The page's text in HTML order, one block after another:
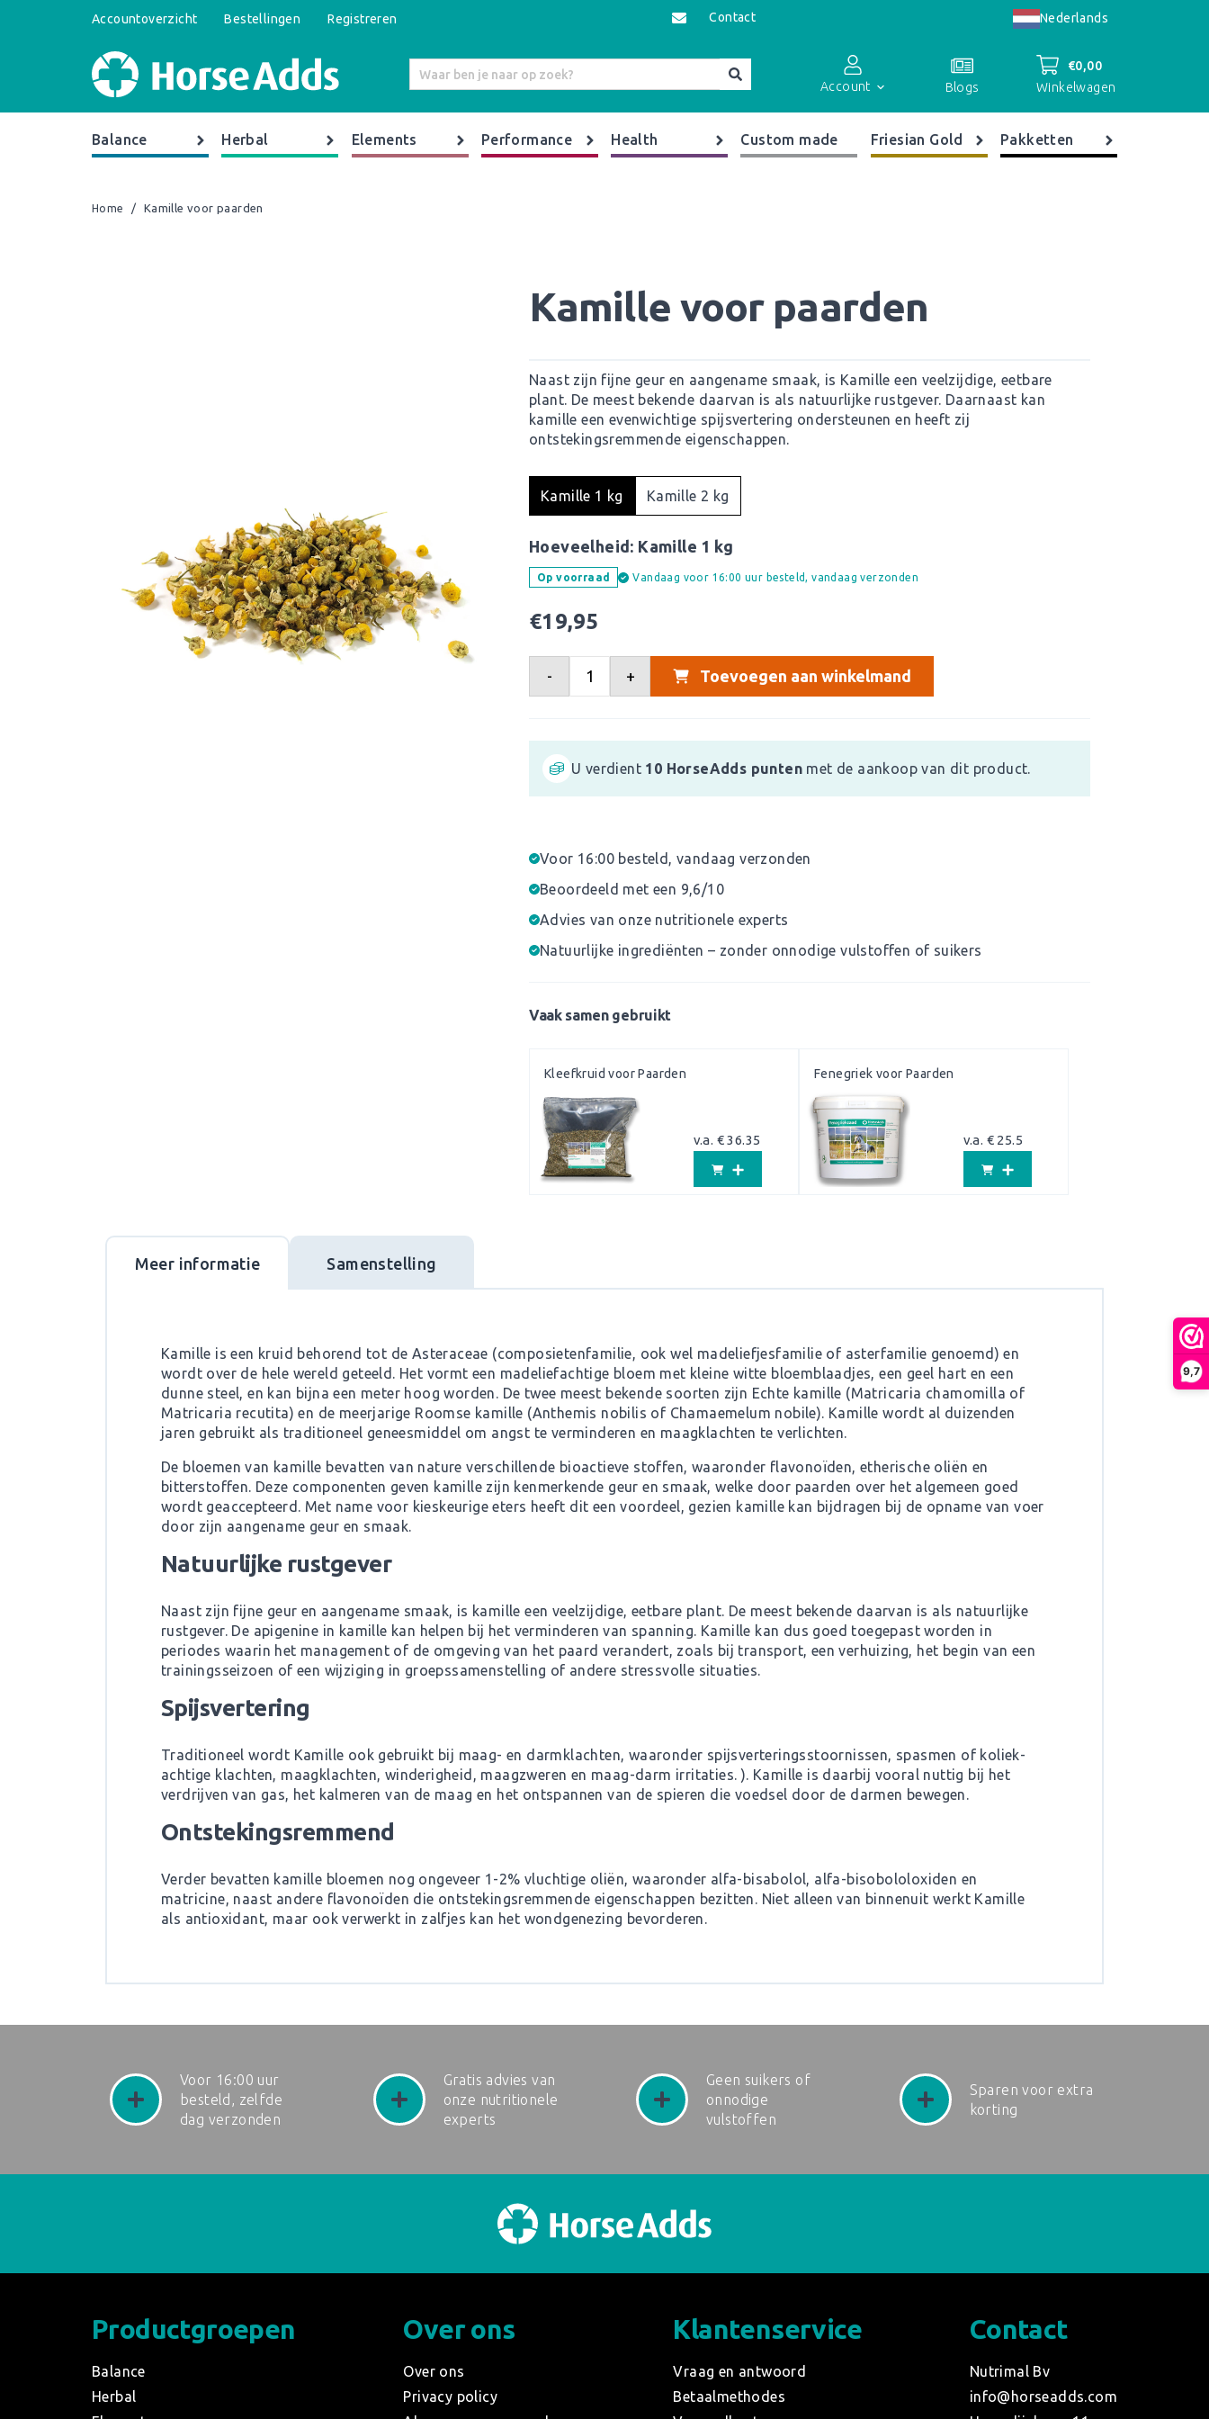
9,7
Accountoverzicht Bestellingen Registreren Contact Nederlands
Account Blogs
€0,00
Winkelwagen
Balance Herbal Elements Performance Health Custom made Friesian Gold Pakketten
Home / Kamille voor paarden
Kamille voor paarden
Naast zijn fijne geur en aangename smaak, is Kamille een veelzijdige, eetbare
plant. De meest bekende daarvan is als natuurlijke rustgever. Daarnaast kan
kamille een evenwichtige spijsvertering ondersteunen en heeft zij
ontstekingsremmende eigenschappen.
Kamille 1 kg Kamille 2 kg
Hoeveelheid: Kamille 1 kg
Op voorraad Vandaag voor 16:00 uur besteld, vandaag verzonden
€19,95
- + Toevoegen aan winkelmand
U verdient 10 HorseAdds punten met de aankoop van dit product.
Voor 16:00 besteld, vandaag verzonden
Beoordeeld met een 9,6/10
Advies van onze nutritionele experts
Natuurlijke ingrediënten – zonder onnodige vulstoffen of suikers
Vaak samen gebruikt
Kleefkruid voor Paarden
v.a. € 36.35
Fenegriek voor Paarden
v.a. € 25.5
Meer informatie Samenstelling
Kamille is een kruid behorend tot de Asteraceae (composietenfamilie, ook wel madeliefjesfamilie of asterfamilie genoemd) en
wordt over de hele wereld geteeld. Het vormt een madeliefachtige bloem met kleine witte bloemblaadjes, een geel hart en een
dunne steel, en kan bijna een meter hoog worden. De twee meest bekende soorten zijn Echte kamille (Matricaria chamomilla of
Matricaria recutita) en de meerjarige Roomse kamille (Anthemis nobilis of Chamaemelum nobile). Kamille wordt al duizenden
jaren gebruikt als traditioneel geneesmiddel om angst te verminderen en maagklachten te verlichten.
De bloemen van kamille bevatten van nature verschillende bioactieve stoffen, waaronder flavonoïden, etherische oliën en
bitterstoffen. Deze componenten geven kamille zijn kenmerkende geur en smaak, welke door paarden over het algemeen goed
wordt geaccepteerd. Met name voor kieskeurige eters heeft dit een voordeel, gezien kamille kan bijdragen bij de opname van voer
door zijn aangename geur en smaak.
Natuurlijke rustgever
Naast zijn fijne geur en aangename smaak, is kamille een veelzijdige, eetbare plant. De meest bekende daarvan is als natuurlijke
rustgever. De apigenine in kamille kan helpen bij het verminderen van spanning. Kamille kan dus goed toegepast worden in
periodes waarin het management of de omgeving van het paard verandert, zoals bij transport, een verhuizing, het begin van een
trainingsseizoen of een wijziging in groepssamenstelling of andere stressvolle situaties.
Spijsvertering
Traditioneel wordt Kamille ook gebruikt bij maag- en darmklachten, waaronder spijsverteringsstoornissen, spasmen of koliek-
achtige klachten, maagklachten, winderigheid, maagzweren en maag-darm irritaties. ). Kamille is daarbij vooral nuttig bij het
verdrijven van gas, het kalmeren van de maag en het ontspannen van de spieren die voedsel door de darmen bewegen.
Ontstekingsremmend
Verder bevatten kamille bloemen nog ongeveer 1-2% vluchtige oliën, waaronder alfa-bisabolol, alfa-bisobololoxiden en
matricine, naast andere flavonoïden die ontstekingsremmende eigenschappen bezitten. Niet alleen van binnenuit werkt Kamille
als antioxidant, maar ook verwerkt in zalfjes kan het wondgenezing bevorderen.
Voor 16:00 uur
besteld, zelfde
dag verzonden
Gratis advies van
onze nutritionele
experts
Geen suikers of
onnodige
vulstoffen
Sparen voor extra
korting
Productgroepen
Balance
Herbal
Over ons
Over ons
Privacy policy
Klantenservice
Vraag en antwoord
Betaalmethodes
Contact
Nutrimal Bv
info@horseadds.com